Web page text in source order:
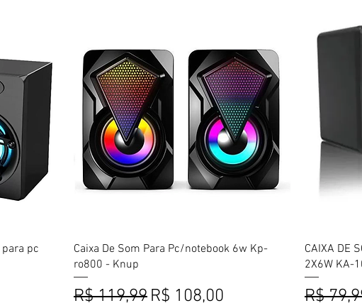
pc
Visualização rápida
Caixa De Som Para Pc/notebook 6w Kp-
ro800 - Knup
Preço normal
R$ 119,99 Preço promocional
R$ 108,00
CAIXA DE
2X6W KA-
Preço
R$